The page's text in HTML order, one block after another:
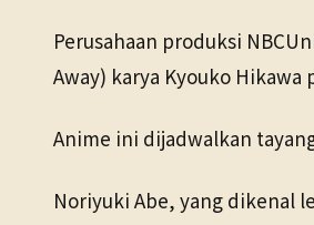
Perusahaan produksi
Away) karya Kyouko
Anime ini dijadwalkan
Noriyuki Abe, yang dikenal